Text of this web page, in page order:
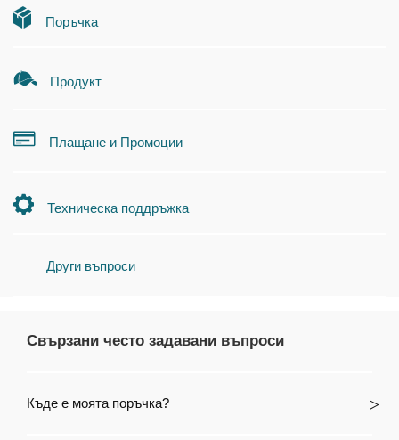
Поръчка
Продукт
Плащане и Промоции
Техническа поддръжка
Други въпроси
Свързани често задавани въпроси
Къде е моята поръчка?